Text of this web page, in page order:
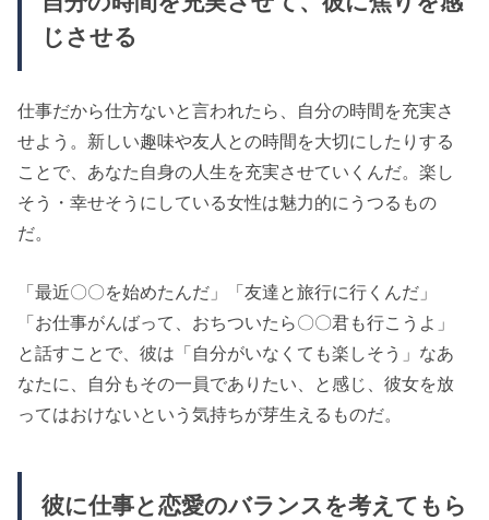
じさせる
仕事だから仕方ないと言われたら、自分の時間を充実さ
せよう。新しい趣味や友人との時間を大切にしたりする
ことで、あなた自身の人生を充実させていくんだ。楽し
そう・幸せそうにしている女性は魅力的にうつるもの
だ。
「最近〇〇を始めたんだ」「友達と旅行に行くんだ」
「お仕事がんばって、おちついたら〇〇君も行こうよ」
と話すことで、彼は「自分がいなくても楽しそう」なあ
なたに、自分もその一員でありたい、と感じ、彼女を放
ってはおけないという気持ちが芽生えるものだ。
彼に仕事と恋愛のバランスを考えてもら